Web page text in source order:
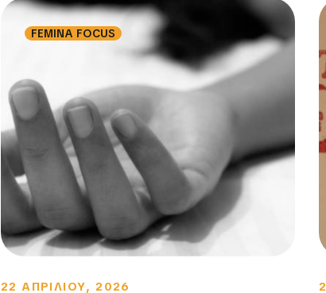
FEMINA FOCUS
22 ΑΠΡΙΛΙΟΥ, 2026